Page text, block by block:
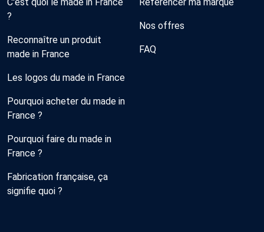
?
Reconnaître un produit
made in France
Les logos du made in France
Pourquoi acheter du made in
France ?
Pourquoi faire du made in
France ?
Fabrication française, ça
signifie quoi ?
Nos offres
FAQ